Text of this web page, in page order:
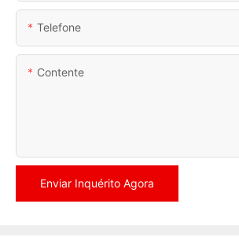
Telefone
Contente
Enviar Inquérito Agora